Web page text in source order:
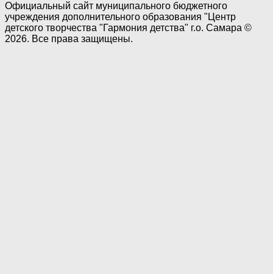
Официальный сайт муниципального бюджетного
учреждения дополнительного образования "Центр
детского творчества "Гармония детства" г.о. Самара ©
2026. Все права защищены.